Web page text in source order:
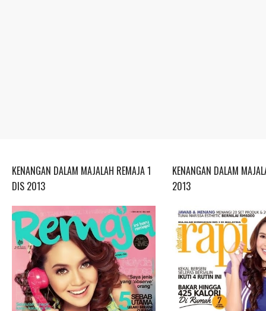
KENANGAN DALAM MAJALAH REMAJA 1
DIS 2013
KENANGAN DALAM
2013